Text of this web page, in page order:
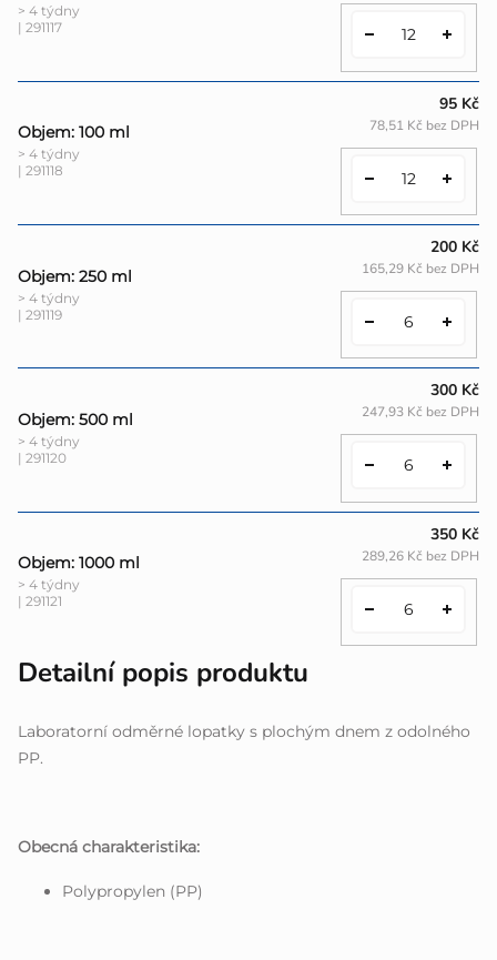
> 4 týdny
| 291117
Objem: 100 ml
> 4 týdny
| 291118
95 Kč
78,51 Kč bez DPH
Objem: 250 ml
> 4 týdny
| 291119
200 Kč
165,29 Kč bez DPH
Objem: 500 ml
> 4 týdny
| 291120
300 Kč
247,93 Kč bez DPH
Objem: 1000 ml
> 4 týdny
| 291121
350 Kč
289,26 Kč bez DPH
Detailní popis produktu
Laboratorní odměrné lopatky s plochým dnem z odolného
PP.
Obecná charakteristika:
Polypropylen (PP)